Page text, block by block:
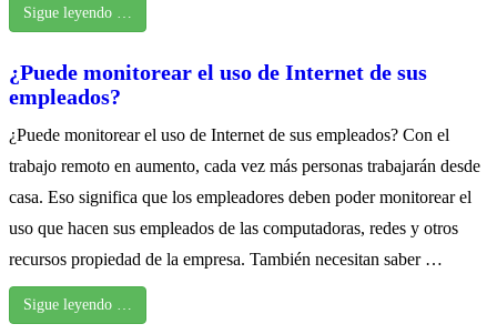
Sigue leyendo …
¿Puede monitorear el uso de Internet de sus
empleados?
¿Puede monitorear el uso de Internet de sus empleados? Con el
trabajo remoto en aumento, cada vez más personas trabajarán desde
casa. Eso significa que los empleadores deben poder monitorear el
uso que hacen sus empleados de las computadoras, redes y otros
recursos propiedad de la empresa. También necesitan saber …
Sigue leyendo …